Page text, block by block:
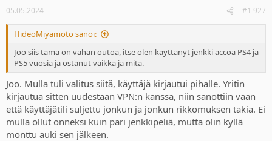
s
:
05.05.2024 #1 927
HideoMiyamoto sanoi:
Joo siis tämä on vähän outoa, itse olen käyttänyt jenkki accoa PS4 ja
PS5 vuosia ja ostanut vaikka ja mitä.
Joo. Mulla tuli valitus siitä, käyttäjä kirjautui pihalle. Yritin
kirjautua sitten uudestaan VPN:n kanssa, niin sanottiin vaan
että käyttäjätili suljettu jonkun ja jonkun rikkomuksen takia. Ei
mulla ollut onneksi kuin pari jenkkipeliä, mutta olin kyllä
monttu auki sen jälkeen.